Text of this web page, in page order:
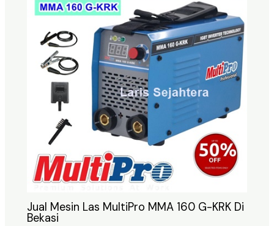
Jual Mesin Las MultiPro MMA 160 G-KRK Di
Bekasi